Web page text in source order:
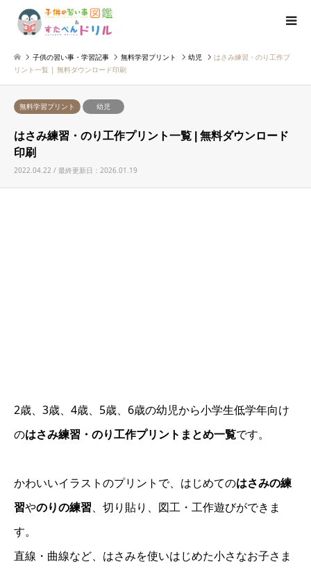
子供の習い事・学習記事 無料学習プリント 幼児
はさみ練習・のり工作プ
リント一覧 | 無料ダウンロード印刷
無料学習プリント 幼児
はさみ練習・のり工作プリント一覧 | 無料ダウンロード
印刷
2022.04.22 / 最終更新日：2026.01.19
2歳、3歳、4歳、5歳、6歳の幼児から小学生低学年向け
のはさみ練習・のり工作プリントまとめ一覧です。
かわいいイラストのプリントで、はじめてのはさみの練
習やのりの練習、切り貼り、図工・工作遊びができま
す。
直線・曲線など、はさみを使いはじめた小さなお子さま